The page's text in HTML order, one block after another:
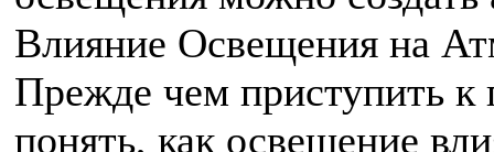
Влияние Освещения на
Прежде чем приступить к
понять, как освещение